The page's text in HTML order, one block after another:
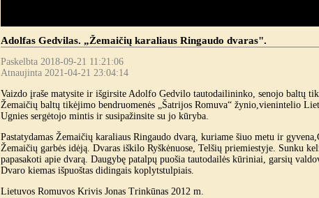
Adolfas Gedvilas. „Žemaičių karaliaus Ringaudo dvaras".
Paskelbta 2018-09-21 11:21:06
Atnaujinta 2021-04-21 23:04:14
Vaizdo įraše matysite ir išgirsite Adolfo Gedvilo tautodailininko, senojo baltų
Žemaičių baltų tikėjimo bendruomenės „Šatrijos Romuva“ žynio,vienintelio
Ugnies sergėtojo mintis ir susipažinsite su jo kūryba.
Pastatydamas Žemaičių karaliaus Ringaudo dvarą, kuriame šiuo metu ir
Žemaičių garbės idėją. Dvaras iškilo Ryškėnuose, Telšių priemiestyje. Sunku
papasakoti apie dvarą. Daugybę patalpų puošia tautodailės kūriniai, garsių
Dvaro kiemas išpuoštas didingais koplytstulpiais.
Lietuvos Romuvos Krivis Jonas Trinkūnas 2012 m.